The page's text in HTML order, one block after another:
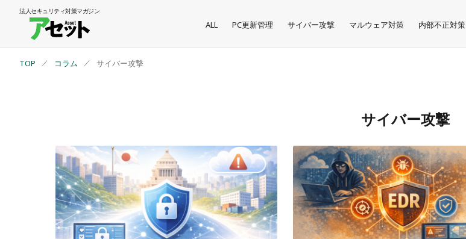
法人セキュリティ対策マガジン
ALL PC更新管理 サイバー攻撃 マルウェア対策 内部不正対策
TOP コラム サイバー攻撃
サイバー攻撃